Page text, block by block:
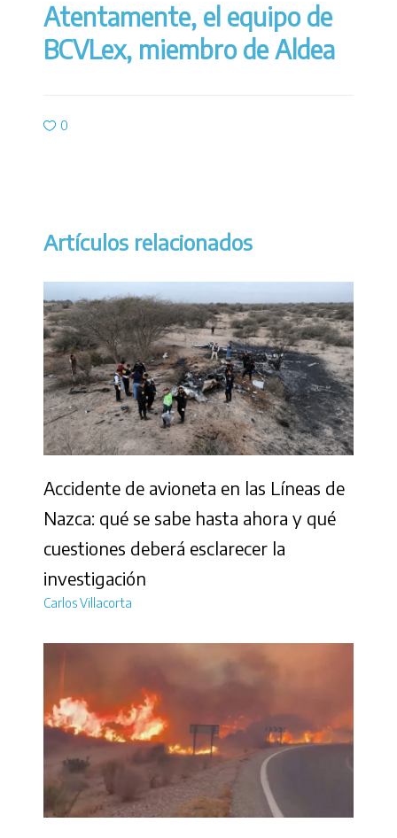
Atentamente, el equipo de
BCVLex, miembro deAldea
0
Artículos relacionados
Accidente de avioneta en las Líneas de
Nazca: qué se sabe hasta ahora y qué
cuestiones deberá esclarecer la
investigación
Carlos Villacorta